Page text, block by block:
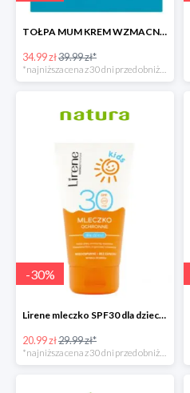
TOŁPA MUM KREM WZMACNIAJĄCY PRZECIW ROZSTĘPOM
34.99 zł39.99 zł*
*najniższa cena z 30 dni przed obniżką
-30%
Lirene mleczko SPF30 dla dzieci 150ml
20.99 zł29.99 zł*
*najniższa cena z 30 dni przed obniżką